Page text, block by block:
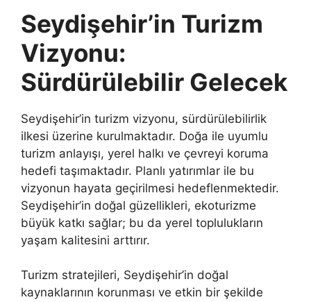
Seydişehir’in Turizm
Vizyonu:
Sürdürülebilir Gelecek
Seydişehir’in turizm vizyonu, sürdürülebilirlik
ilkesi üzerine kurulmaktadır. Doğa ile uyumlu
turizm anlayışı, yerel halkı ve çevreyi koruma
hedefi taşımaktadır. Planlı yatırımlar ile bu
vizyonun hayata geçirilmesi hedeflenmektedir.
Seydişehir’in doğal güzellikleri, ekoturizme
büyük katkı sağlar; bu da yerel toplulukların
yaşam kalitesini arttırır.
Turizm stratejileri, Seydişehir’in doğal
kaynaklarının korunması ve etkin bir şekilde